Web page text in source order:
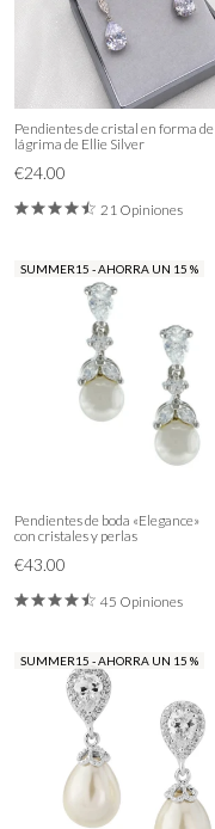
Pendientes de cristal en forma de
lágrima de Ellie Silver
€24.00
21 Opiniones
SUMMER15 - AHORRA UN 15 %
Pendientes de boda «Elegance»
con cristales y perlas
€43.00
45 Opiniones
SUMMER15 - AHORRA UN 15 %